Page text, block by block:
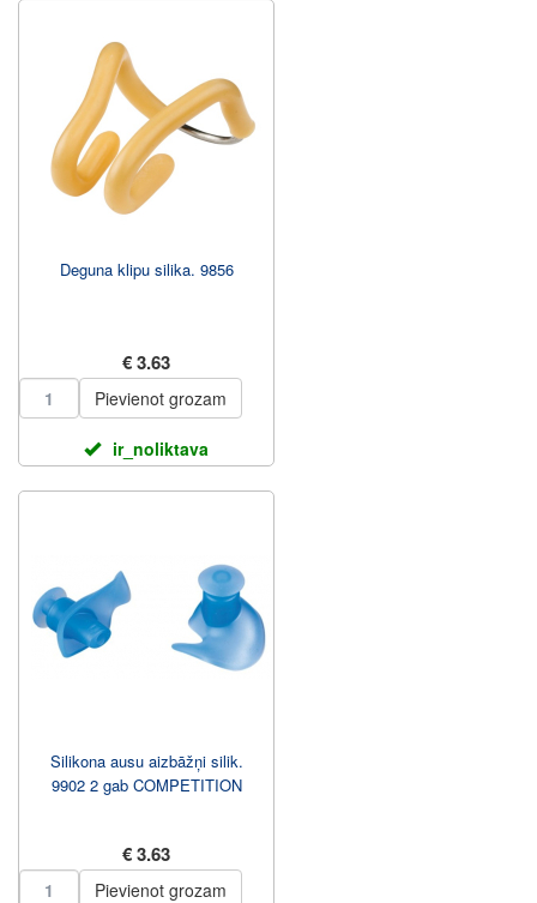
Deguna klipu silika. 9856
€ 3.63
Pievienot grozam
ir_noliktava
Silikona ausu aizbāžņi silik.
9902 2 gab COMPETITION
€ 3.63
Pievienot grozam